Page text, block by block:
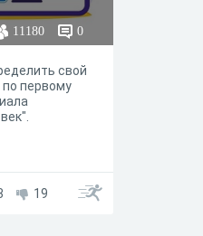
11180 0
свой
по первому
19